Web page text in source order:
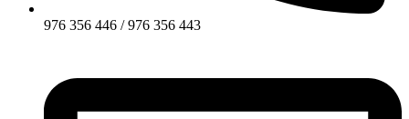
976 356 446 / 976 356 443